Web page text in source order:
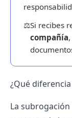
⚖️Si recibes
compañía
¿Qué
La